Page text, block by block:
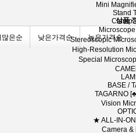
Mini
Stand
Clamp
Stereoscopic
High-Resolution
Special
BASE /
TAGARNO
Vision
★ ALL-IN-
Camera &
상품
은순 낮은가격순 높은가격순